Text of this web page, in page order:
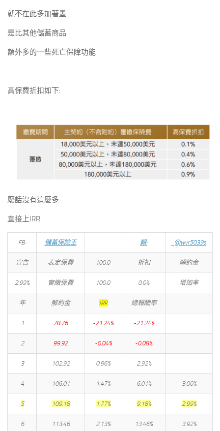
就不在此多加著墨
是比其他儲蓄商品
額外多的一些死亡保障功能
高保費折扣如下:
廢話沒有這麼多
直接上IRR
FB: 儲蓄保險王 賴: @wvr5039s
宣告 表定保費 100.0 折扣 解約金
2.99% 實繳保費 100.0 0.0% 增加率
年 解約金 IRR 總報酬率
1 78.76 -21.24% -21.24%
2 99.92 -0.04% -0.08%
3 102.92 0.96% 2.92%
4 106.01 1.47% 6.01% 3.00%
5 109.18 1.77% 9.18% 2.99%
6 113.46 2.13% 13.46% 3.92%